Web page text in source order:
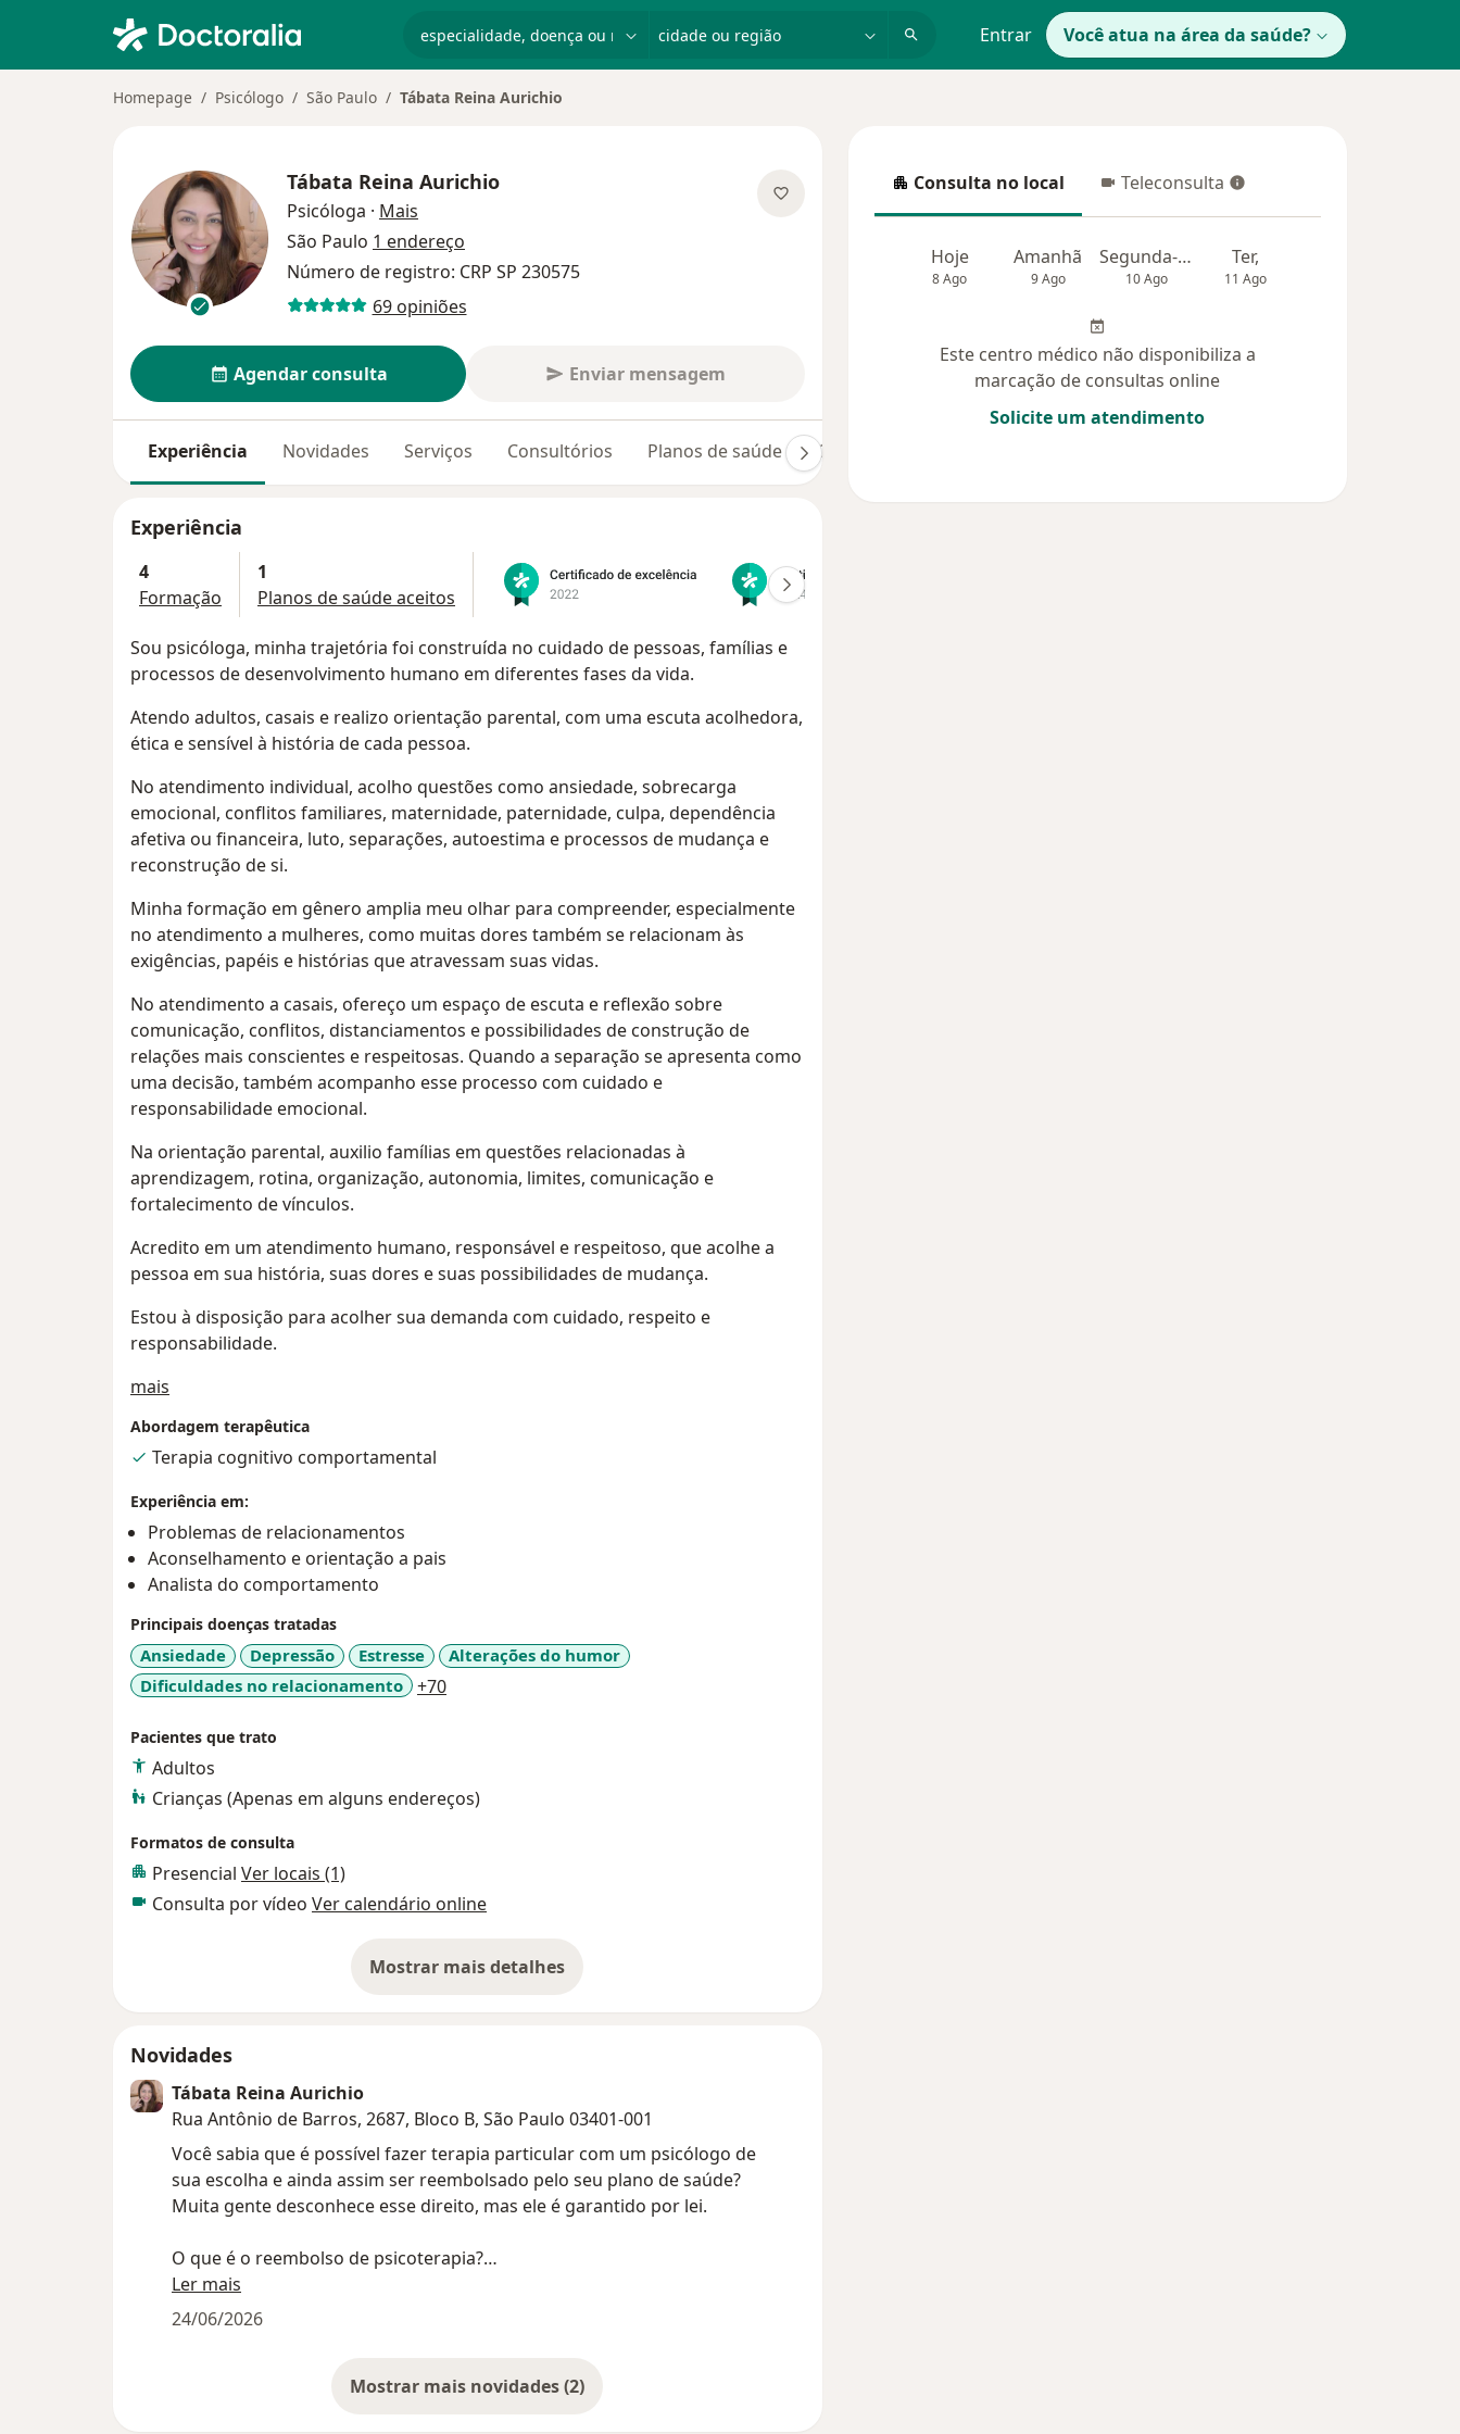
Entrar Você atua na área da saúde?
Homepage Psicólogo São Paulo Tábata Reina Aurichio
Tábata Reina Aurichio
Psicóloga · Mais
São Paulo 1 endereço
Número de registro: CRP SP 230575
69 opiniões
Agendar consulta Enviar mensagem
Experiência Novidades Serviços Consultórios Planos de saúde Opiniões (69)
Experiência
4
Formação
1
Planos de saúde aceitos
Sou psicóloga, minha trajetória foi construída no cuidado de pessoas, famílias e
processos de desenvolvimento humano em diferentes fases da vida.
Atendo adultos, casais e realizo orientação parental, com uma escuta acolhedora,
ética e sensível à história de cada pessoa.
No atendimento individual, acolho questões como ansiedade, sobrecarga
emocional, conflitos familiares, maternidade, paternidade, culpa, dependência
afetiva ou financeira, luto, separações, autoestima e processos de mudança e
reconstrução de si.
Minha formação em gênero amplia meu olhar para compreender, especialmente
no atendimento a mulheres, como muitas dores também se relacionam às
exigências, papéis e histórias que atravessam suas vidas.
No atendimento a casais, ofereço um espaço de escuta e reflexão sobre
comunicação, conflitos, distanciamentos e possibilidades de construção de
relações mais conscientes e respeitosas. Quando a separação se apresenta como
uma decisão, também acompanho esse processo com cuidado e
responsabilidade emocional.
Na orientação parental, auxilio famílias em questões relacionadas à
aprendizagem, rotina, organização, autonomia, limites, comunicação e
fortalecimento de vínculos.
Acredito em um atendimento humano, responsável e respeitoso, que acolhe a
pessoa em sua história, suas dores e suas possibilidades de mudança.
Estou à disposição para acolher sua demanda com cuidado, respeito e
responsabilidade.
mais
Abordagem terapêutica
Terapia cognitivo comportamental
Experiência em:
Problemas de relacionamentos
Aconselhamento e orientação a pais
Analista do comportamento
Principais doenças tratadas
Ansiedade Depressão Estresse
Alterações do humor
Dificuldades no relacionamento
+70a11y_sr_more_diseases
Pacientes que trato
Adultos
Crianças (Apenas em alguns endereços)
Formatos de consulta
Presencial Ver locais (1)
Consulta por vídeo Ver calendário online
Mostrar mais detalhes
sobre a experiência
Novidades
Tábata Reina Aurichio
Rua Antônio de Barros, 2687, Bloco B, São Paulo 03401-001
Você sabia que é possível fazer terapia particular com um psicólogo de
sua escolha e ainda assim ser reembolsado pelo seu plano de saúde?
Muita gente desconhece esse direito, mas ele é garantido por lei.
O que é o reembolso de psicoterapia?
O reembolso de psicoterapia acontece quando o paciente paga pela
Ler mais
24/06/2026
Mostrar mais novidades (2)
Consulta no local
Consulta no local Teleconsulta
Teleconsulta
Hoje
8 Ago
Amanhã
9 Ago
Segunda-feira
10 Ago
Ter,
11 Ago
Este centro médico não disponibiliza a
marcação de consultas online
Solicite um atendimento